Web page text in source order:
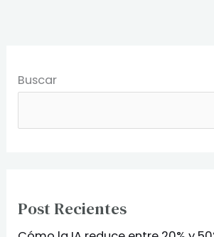
Buscar
Post Recientes